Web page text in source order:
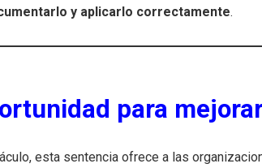
y aplicarlo correctamente.
para
esta sentencia ofrece a las